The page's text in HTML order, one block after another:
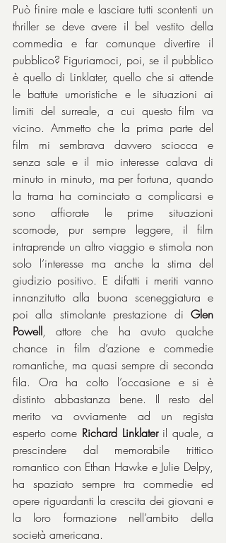
Può finire male e lasciare tutti scontenti un
thriller se deve avere il bel vestito della
commedia e far comunque divertire il
pubblico? Figuriamoci, poi, se il pubblico
è quello di Linklater, quello che si attende
le battute umoristiche e le situazioni ai
limiti del surreale, a cui questo film va
vicino. Ammetto che la prima parte del
film mi sembrava davvero sciocca e
senza sale e il mio interesse calava di
minuto in minuto, ma per fortuna, quando
la trama ha cominciato a complicarsi e
sono affiorate le prime situazioni
scomode, pur sempre leggere, il film
intraprende un altro viaggio e stimola non
solo l’interesse ma anche la stima del
giudizio positivo. E difatti i meriti vanno
innanzitutto alla buona sceneggiatura e
poi alla stimolante prestazione di Glen
Powell, attore che ha avuto qualche
chance in film d’azione e commedie
romantiche, ma quasi sempre di seconda
fila. Ora ha colto l’occasione e si è
distinto abbastanza bene. Il resto del
merito va ovviamente ad un regista
esperto come Richard Linklater il quale, a
prescindere dal memorabile trittico
romantico con Ethan Hawke e Julie Delpy,
ha spaziato sempre tra commedie ed
opere riguardanti la crescita dei giovani e
la loro formazione nell’ambito della
società americana.